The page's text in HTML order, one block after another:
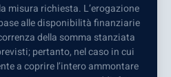
misura richiesta. L’erogazione
alle disponibilità finanziarie
della somma stanziata
pertanto, nel caso in cui
a coprire l’intero ammontare